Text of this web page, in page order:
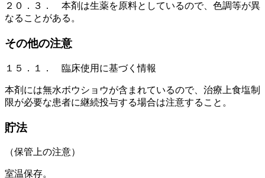
２０．３． 本剤は生薬を原料としているので、色調等が異
なることがある。
その他の注意
１５．１． 臨床使用に基づく情報
本剤には無水ボウショウが含まれているので、治療上食塩制
限が必要な患者に継続投与する場合は注意すること。
貯法
（保管上の注意）
室温保存。